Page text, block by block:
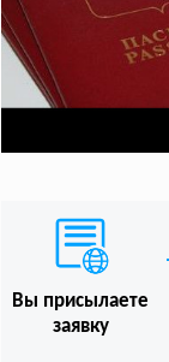
Вы присылаете
заявку